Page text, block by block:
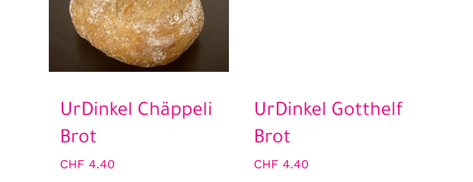
UrDinkel Chäppeli
Brot
CHF4.40
UrDinkel Gotthelf
Brot
CHF 4.40